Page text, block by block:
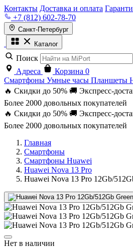
Контакты Доставка и оплата
+7 (812) 602-78-70
Санкт-Петербург
Каталог
Поиск
Адреса Корзина 0
Смартфоны Умные часы Планшеты
🔥 Скидки до 50% 🚚 Экспресс-
Более 2000 довольных покупателей
🔥 Скидки до 50% 🚚 Экспресс-
Более 2000 довольных покупателей
Главная
Смартфоны
Смартфоны Huawei
Huawei Nova 13 Pro
Huawei Nova 13 Pro 12Gb/
Нет в наличии